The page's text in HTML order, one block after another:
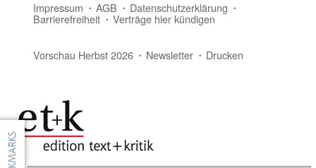
Impressum AGB Datenschutzerklärung
Barrierefreiheit Verträge hier kündigen
Vorschau Herbst 2026 Newsletter Drucken